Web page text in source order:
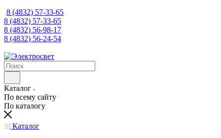
8 (4832) 57-33-65
8 (4832) 57-33-65
8 (4832) 56-98-17
8 (4832) 56-24-54
Каталог
По всему сайту
По каталогу
Каталог